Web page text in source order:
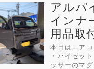
アルパ
インナ
用品取
本日はエア
・ハイゼッ
ッサーのマ